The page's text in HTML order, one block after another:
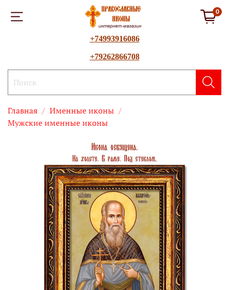
0
+74993916086
+79262866708
Главная
Именные иконы
Мужские именные иконы